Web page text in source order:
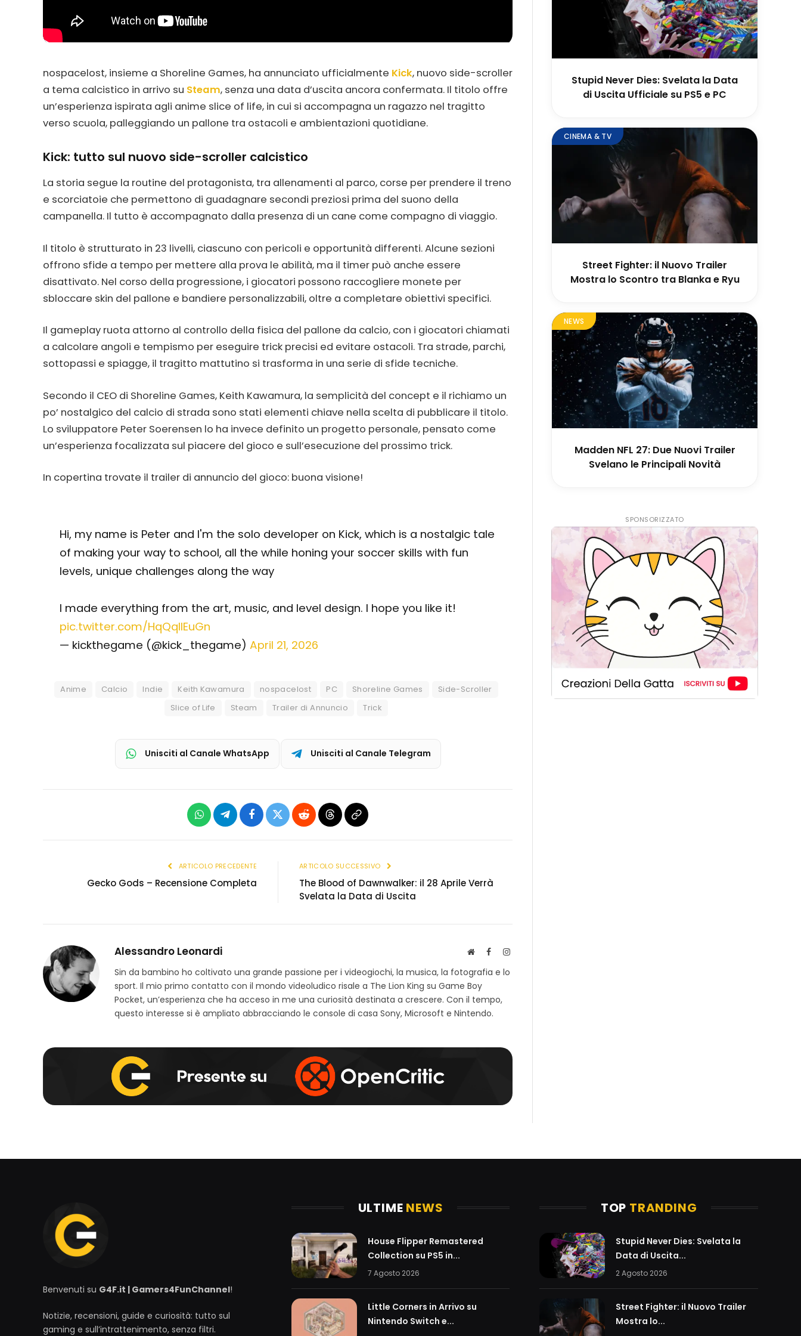
nospacelost, insieme a Shoreline Games, ha annunciato ufficialmente Kick, nuovo side-scroller
a tema calcistico in arrivo su Steam, senza una data d’uscita ancora confermata. Il titolo offre
un’esperienza ispirata agli anime slice of life, in cui si accompagna un ragazzo nel tragitto
verso scuola, palleggiando un pallone tra ostacoli e ambientazioni quotidiane.
Kick: tutto sul nuovo side-scroller calcistico
La storia segue la routine del protagonista, tra allenamenti al parco, corse per prendere il treno
e scorciatoie che permettono di guadagnare secondi preziosi prima del suono della
campanella. Il tutto è accompagnato dalla presenza di un cane come compagno di viaggio.
Il titolo è strutturato in 23 livelli, ciascuno con pericoli e opportunità differenti. Alcune sezioni
offrono sfide a tempo per mettere alla prova le abilità, ma il timer può anche essere
disattivato. Nel corso della progressione, i giocatori possono raccogliere monete per
sbloccare skin del pallone e bandiere personalizzabili, oltre a completare obiettivi specifici.
Il gameplay ruota attorno al controllo della fisica del pallone da calcio, con i giocatori chiamati
a calcolare angoli e tempismo per eseguire trick precisi ed evitare ostacoli. Tra strade, parchi,
sottopassi e spiagge, il tragitto mattutino si trasforma in una serie di sfide tecniche.
Secondo il CEO di Shoreline Games, Keith Kawamura, la semplicità del concept e il richiamo un
po’ nostalgico del calcio di strada sono stati elementi chiave nella scelta di pubblicare il titolo.
Lo sviluppatore Peter Soerensen lo ha invece definito un progetto personale, pensato come
un’esperienza focalizzata sul piacere del gioco e sull’esecuzione del prossimo trick.
In copertina trovate il trailer di annuncio del gioco: buona visione!
Hi, my name is Peter and I'm the solo developer on Kick, which is a nostalgic tale
of making your way to school, all the while honing your soccer skills with fun
levels, unique challenges along the way
I made everything from the art, music, and level design. I hope you like it!
pic.twitter.com/HqQqlIEuGn
— kickthegame (@kick_thegame) April 21, 2026
Anime Calcio Indie Keith Kawamura nospacelost PC Shoreline Games
Side-Scroller
Slice of Life
Steam Trailer di Annuncio Trick
Unisciti al Canale WhatsApp Unisciti al Canale Telegram
WhatsAppTelegramFacebook
X
RedditThreadsCopia
ARTICOLO PRECEDENTE
Gecko Gods – Recensione Completa
ARTICOLO SUCCESSIVO
The Blood of Dawnwalker: il 28 Aprile Verrà
Svelata la Data di Uscita
Alessandro Leonardi
S
t
o
w
e
F
c
b
o
I
Sin da bambino ho coltivato una grande passione per i videogiochi, la musica, la fotografia e lo
sport. Il mio primo contatto con il mondo videoludico risale a The Lion King su Game Boy
Pocket, un’esperienza che ha acceso in me una curiosità destinata a crescere. Con il tempo,
questo interesse si è ampliato abbracciando le console di casa Sony, Microsoft e Nintendo.
Stupid Never Dies: Svelata la Data
di Uscita Ufficiale su PS5 e PC
CINEMA & TV
Street Fighter: il Nuovo Trailer
Mostra lo Scontro tra Blanka e Ryu
NEWS
Madden NFL 27: Due Nuovi Trailer
Svelano le Principali Novità
SPONSORIZZATO
Benvenuti su G4F.it | Gamers4FunChannel!
Notizie, recensioni, guide e curiosità: tutto sul
gaming e sull’intrattenimento, senza filtri.
ULTIME NEWS
House Flipper Remastered
Collection su PS5 in...
7 Agosto 2026
Little Corners in Arrivo su
Nintendo Switch e...
TOP TRANDING
Stupid Never Dies: Svelata la
Data di Uscita...
2 Agosto 2026
Street Fighter: il Nuovo Trailer
Mostra lo...